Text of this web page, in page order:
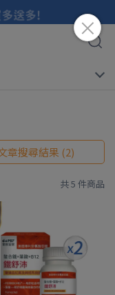
章搜尋結果 (2)
共 5 件商品